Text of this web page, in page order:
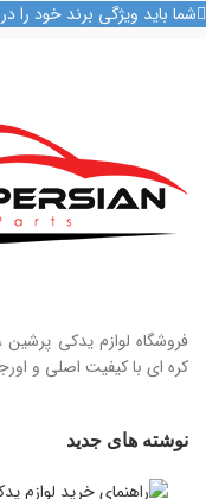
شما باید ویژگی برند خود را
فروشگاه لوازم یدکی
کره ای با کیفیت اصلی و
نوشته های جدید